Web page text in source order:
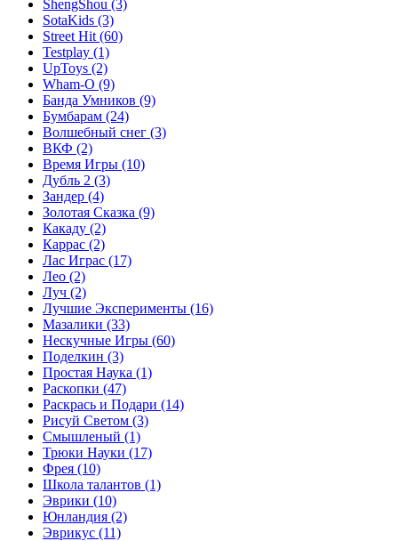
ShengShou (3)
SotaKids (3)
Street Hit (60)
Testplay (1)
UpToys (2)
Wham-O (9)
Банда Умников (9)
Бумбарам (24)
Волшебный снег (3)
ВКФ (2)
Время Игры (10)
Дубль 2 (3)
Зандер (4)
Золотая Сказка (9)
Какаду (2)
Каррас (2)
Лас Играс (17)
Лео (2)
Луч (2)
Лучшие Эксперименты (16)
Мазалики (33)
Нескучные Игры (60)
Поделкин (3)
Простая Наука (1)
Раскопки (47)
Раскрась и Подари (14)
Рисуй Светом (3)
Смышленый (1)
Трюки Науки (17)
Фрея (10)
Школа талантов (1)
Эврики (10)
Юнландия (2)
Эврикус (11)